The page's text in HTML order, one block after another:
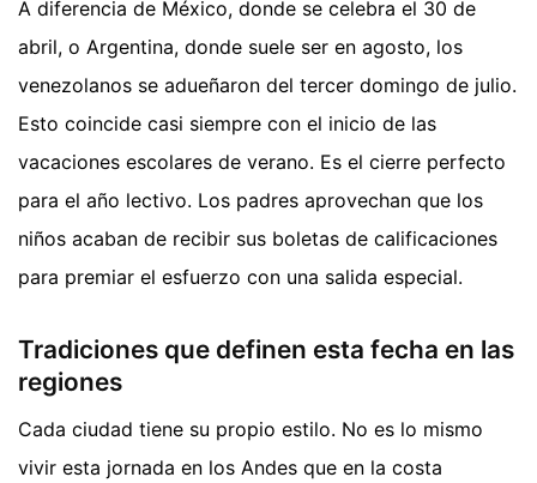
A diferencia de México, donde se celebra el 30 de
abril, o Argentina, donde suele ser en agosto, los
venezolanos se adueñaron del tercer domingo de julio.
Esto coincide casi siempre con el inicio de las
vacaciones escolares de verano. Es el cierre perfecto
para el año lectivo. Los padres aprovechan que los
niños acaban de recibir sus boletas de calificaciones
para premiar el esfuerzo con una salida especial.
Tradiciones que definen esta fecha en las
regiones
Cada ciudad tiene su propio estilo. No es lo mismo
vivir esta jornada en los Andes que en la costa